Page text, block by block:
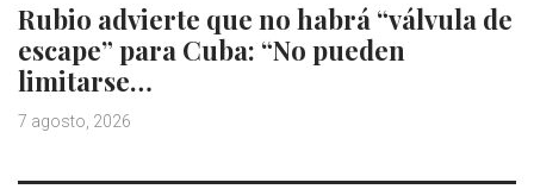
Rubio advierte que no habrá “válvula de
escape” para Cuba: “No pueden
limitarse…
7 agosto, 2026